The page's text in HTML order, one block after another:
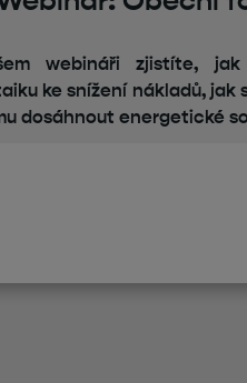
webináři zjistíte,
ke snížení nákladů, jak
dosáhnout energetické